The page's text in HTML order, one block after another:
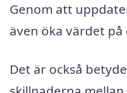
Genom att
även öka värdet
Det är också